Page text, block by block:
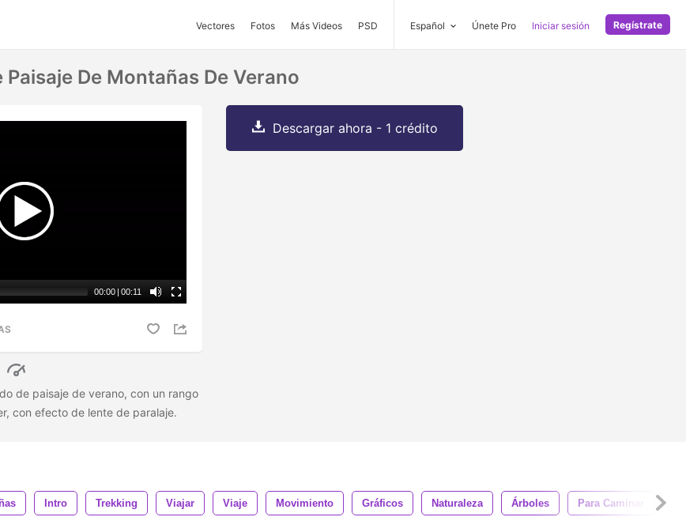
Vectores Fotos Más Videos PSD Español Únete Pro Iniciar sesión Regístrate
Paisaje De Montañas De Verano
00:00 | 00:11
de paisaje de verano, con un rango
con efecto de lente de paralaje.
Descargar ahora - 1 crédito
Intro Trekking Viajar Viaje Movimiento Gráficos Naturaleza Árboles Para Caminar